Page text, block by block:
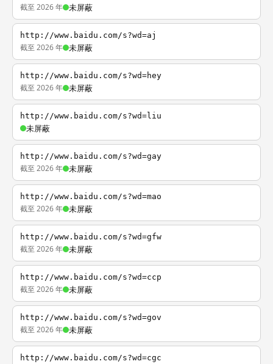
截至 2026 年 未屏蔽
http://www.baidu.com/s?wd=aj
截至 2026 年 未屏蔽
http://www.baidu.com/s?wd=hey
截至 2026 年 未屏蔽
http://www.baidu.com/s?wd=liu
未屏蔽
http://www.baidu.com/s?wd=gay
截至 2026 年 未屏蔽
http://www.baidu.com/s?wd=mao
截至 2026 年 未屏蔽
http://www.baidu.com/s?wd=gfw
截至 2026 年 未屏蔽
http://www.baidu.com/s?wd=ccp
截至 2026 年 未屏蔽
http://www.baidu.com/s?wd=gov
截至 2026 年 未屏蔽
http://www.baidu.com/s?wd=cgc